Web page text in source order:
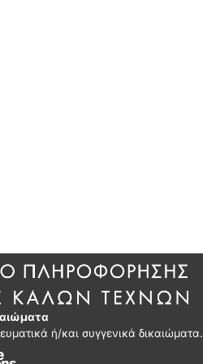
ή/και συγγενικά δικαιώματα.